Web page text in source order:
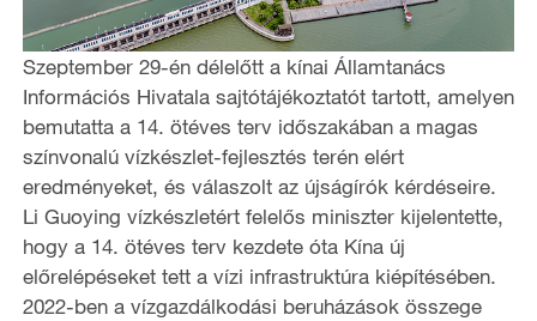
Szeptember 29-én délelőtt a kínai Államtanács
Információs Hivatala sajtótájékoztatót tartott, amelyen
bemutatta a 14. ötéves terv időszakában a magas
színvonalú vízkészlet-fejlesztés terén elért
eredményeket, és válaszolt az újságírók kérdéseire.
Li Guoying vízkészletért felelős miniszter kijelentette,
hogy a 14. ötéves terv kezdete óta Kína új
előrelépéseket tett a vízi infrastruktúra kiépítésében.
2022-ben a vízgazdálkodási beruházások összege